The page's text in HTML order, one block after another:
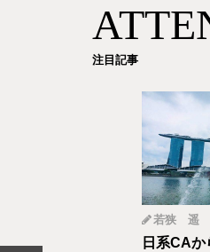
注目記事
ら野菜ソムリエ
若狭 遥
日系CA